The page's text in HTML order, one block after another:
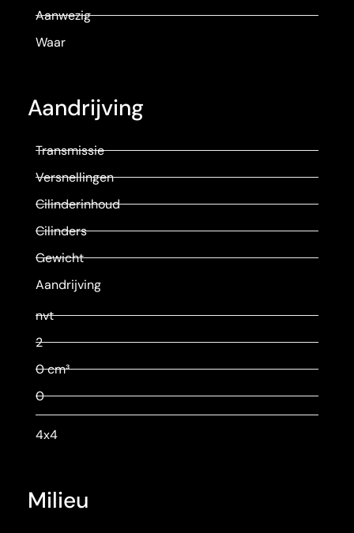
Aanwezig
Waar
Aandrijving
Transmissie
Versnellingen
Cilinderinhoud
Cilinders
Gewicht
Aandrijving
nvt
2
0 cm³
0
4x4
Milieu